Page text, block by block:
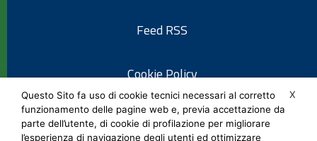
Feed RSS
Cookie Policy
Informativa privacy
X
Questo Sito fa uso di cookie tecnici necessari al corretto
funzionamento delle pagine web e, previa accettazione da
parte dell’utente, di cookie di profilazione per migliorare
l’esperienza di navigazione degli utenti ed ottimizzare